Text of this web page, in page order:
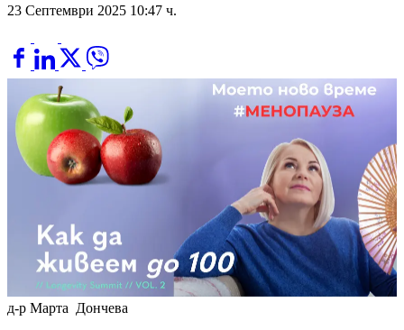
23 Септември 2025 10:47 ч.
д-р Марта Дончева